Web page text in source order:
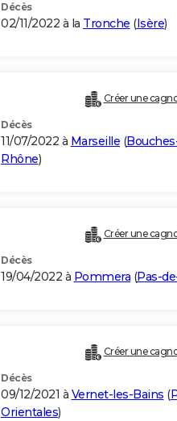
Décès
02/11/2022 à la Tronche (Isère)
Créer une
Décès
11/07/2022 à Marseille (
Rhône)
Créer une
Décès
19/04/2022 à Pommera (Pas-
Créer une
Décès
09/12/2021 à Vernet-les-Bains (
Orientales)